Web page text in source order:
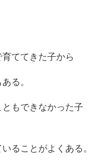
ててきた子から
る。
もできなかった子
ることがよくある。